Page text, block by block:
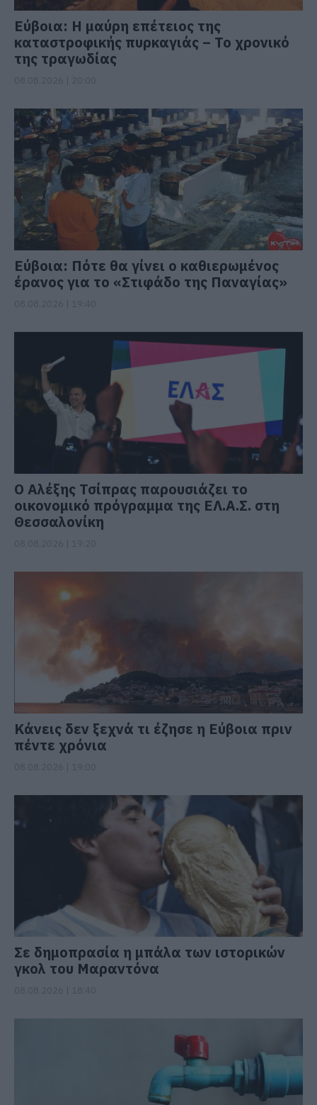
Εύβοια: Η μαύρη επέτειος της
καταστροφικής πυρκαγιάς – Το χρονικό
της τραγωδίας
Εύβοια: Πότε θα γίνει ο καθιερωμένος
έρανος για το «Στιφάδο της Παναγίας»
Ο Αλέξης Τσίπρας παρουσιάζει το
οικονομικό πρόγραμμα της ΕΛ.Α.Σ. στη
Θεσσαλονίκη
Κάνεις δεν ξεχνά τι έζησε η Εύβοια πριν
πέντε χρόνια
Σε δημοπρασία η μπάλα των ιστορικών
γκολ του Μαραντόνα